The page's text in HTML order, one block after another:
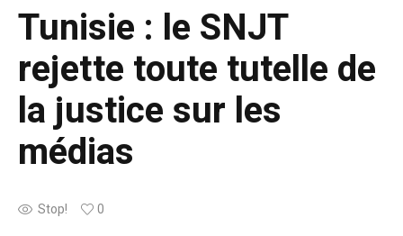
Tunisie : le SNJT
rejette toute tutelle de
la justice sur les
médias
Stop! 0